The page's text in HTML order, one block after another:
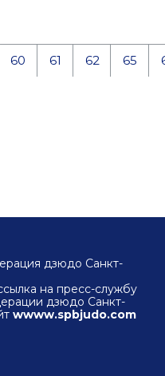
60 61 62 65
дзюдо Санкт-
на пресс-службу
дзюдо Санкт-
wwww.spbjudo.com